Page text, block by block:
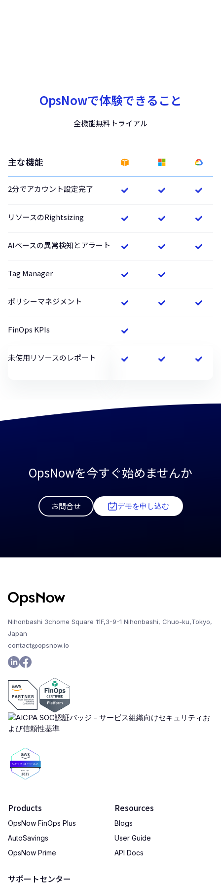
OpsNowで体験できること
全機能無料トライアル
主な機能
2分でアカウント設定完了
リソースのRightsizing
AIベースの異常検知とアラート
Tag Manager
ポリシーマネジメント
FinOps KPIs
未使用リソースのレポート
OpsNowを今すぐ始めませんか
お問合せ デモを申し込む
Nihonbashi 3chome Square 11F,3-9-1 Nihonbashi, Chuo-ku,Tokyo,
Japan
contact@opsnow.io
Products
OpsNow FinOps Plus
AutoSavings
OpsNow Prime
サポートセンター
Resources
Blogs
User Guide
API Docs